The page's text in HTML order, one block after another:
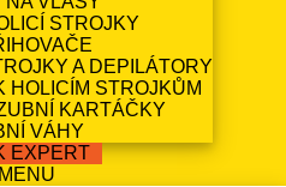
STROJKY
A DEPILÁTORY
HOLICÍM STROJKŮM
KARTÁČKY
VÁHY
EXPERT
MENU